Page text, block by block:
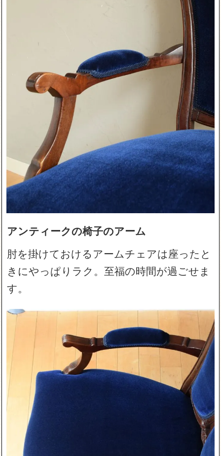
アンティークの椅子のアーム
肘を掛けておけるアームチェアは座ったと
きにやっぱりラク。至福の時間が過ごせま
す。